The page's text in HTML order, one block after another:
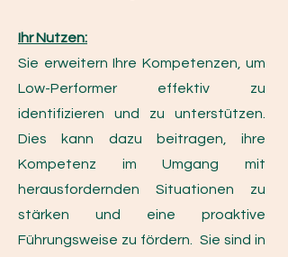
Ihr Nutzen:
Sie erweitern Ihre Kompetenzen, um
Low-Performer effektiv zu
identifizieren und zu unterstützen.
Dies kann dazu beitragen, ihre
Kompetenz im Umgang mit
herausfordernden Situationen zu
stärken und eine proaktive
Führungsweise zu fördern. Sie sind in